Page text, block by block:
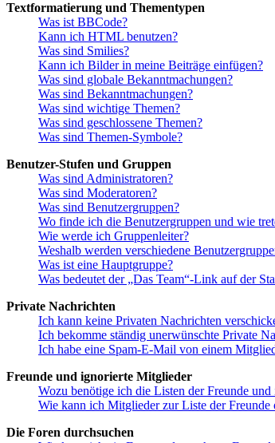
Textformatierung und Thementypen
Was ist BBCode?
Kann ich HTML benutzen?
Was sind Smilies?
Kann ich Bilder in meine Beiträge einfügen?
Was sind globale Bekanntmachungen?
Was sind Bekanntmachungen?
Was sind wichtige Themen?
Was sind geschlossene Themen?
Was sind Themen-Symbole?
Benutzer-Stufen und Gruppen
Was sind Administratoren?
Was sind Moderatoren?
Was sind Benutzergruppen?
Wo finde ich die Benutzergruppen und wie
Wie werde ich Gruppenleiter?
Weshalb werden verschiedene
Was ist eine Hauptgruppe?
Was bedeutet der „Das Team“-Link auf der
Private Nachrichten
Ich kann keine Privaten Nachrichten
Ich bekomme ständig unerwünschte Private
Ich habe eine Spam-E-Mail von einem
Freunde und ignorierte Mitglieder
Wozu benötige ich die Listen der Freunde
Wie kann ich Mitglieder zur Liste der
Die Foren durchsuchen